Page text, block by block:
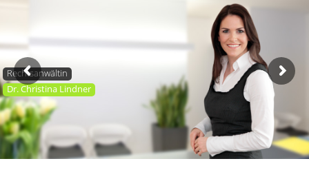
Rechtsanwältin
Dr. Christina Lindner